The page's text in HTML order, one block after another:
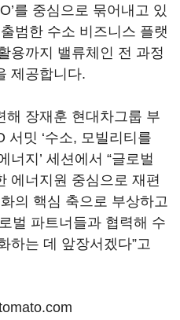
를 중심으로 묶어내고 있
범한 수소 비즈니스 플랫
용까지 밸류체인 전 과정
제공합니다.
해 장재훈 현대차그룹 부
서밋 ‘수소, 모빌리티를
너지’ 세션에서 “글로벌
에너지원 중심으로 재편
의 핵심 축으로 부상하고
벌 파트너들과 협력해 수
하는 데 앞장서겠다”고